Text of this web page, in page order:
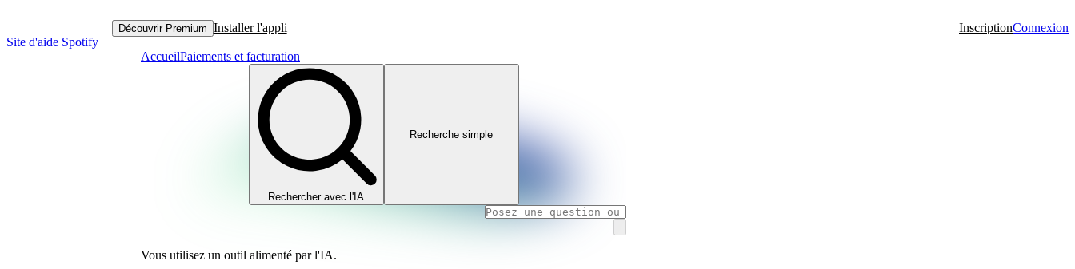
Site d'aide Spotify
Découvrir Premium Installer l'appli InscriptionConnexion
AccueilPaiements et facturation
Rechercher avec l'IA
Recherche simple
Vous utilisez un outil alimenté par l'IA.